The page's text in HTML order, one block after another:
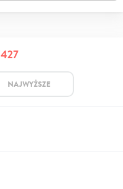
427
NAJWYŻSZE